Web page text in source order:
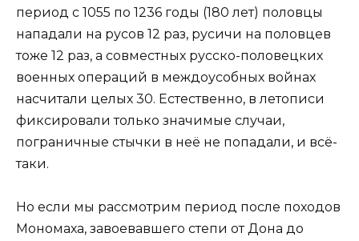
период с 1055 по 1236 годы (180 лет) половцы
нападали на русов 12 раз, русичи на половцев
тоже 12 раз, а совместных русско-половецких
военных операций в междоусобных войнах
насчитали целых 30. Естественно, в летописи
фиксировали только значимые случаи,
пограничные стычки в неё не попадали, и всё-
таки.
Но если мы рассмотрим период после походов
Мономаха, завоевавшего степи от Дона до